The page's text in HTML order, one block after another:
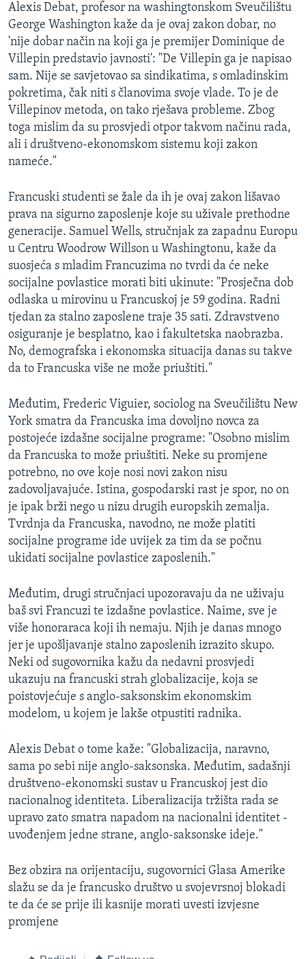
Alexis Debat, profesor na washingtonskom Sveučilištu
George Washington kaže da je ovaj zakon dobar, no
'nije dobar način na koji ga je premijer Dominique de
Villepin predstavio javnosti': "De Villepin ga je napisao
sam. Nije se savjetovao sa sindikatima, s omladinskim
pokretima, čak niti s članovima svoje vlade. To je de
Villepinov metoda, on tako rješava probleme. Zbog
toga mislim da su prosvjedi otpor takvom načinu rada,
ali i društveno-ekonomskom sistemu koji zakon
nameće."
Francuski studenti se žale da ih je ovaj zakon lišavao
prava na sigurno zaposlenje koje su uživale prethodne
generacije. Samuel Wells, stručnjak za zapadnu Europu
u Centru Woodrow Willson u Washingtonu, kaže da
suosjeća s mladim Francuzima no tvrdi da će neke
socijalne povlastice morati biti ukinute: "Prosječna dob
odlaska u mirovinu u Francuskoj je 59 godina. Radni
tjedan za stalno zaposlene traje 35 sati. Zdravstveno
osiguranje je besplatno, kao i fakultetska naobrazba.
No, demografska i ekonomska situacija danas su takve
da to Francuska više ne može priuštiti."
Međutim, Frederic Viguier, sociolog na Sveučilištu New
York smatra da Francuska ima dovoljno novca za
postojeće izdašne socijalne programe: "Osobno mislim
da Francuska to može priuštiti. Neke su promjene
potrebno, no ove koje nosi novi zakon nisu
zadovoljavajuće. Istina, gospodarski rast je spor, no on
je ipak brži nego u nizu drugih europskih zemalja.
Tvrdnja da Francuska, navodno, ne može platiti
socijalne programe ide uvijek za tim da se počnu
ukidati socijalne povlastice zaposlenih."
Međutim, drugi stručnjaci upozoravaju da ne uživaju
baš svi Francuzi te izdašne povlastice. Naime, sve je
više honoraraca koji ih nemaju. Njih je danas mnogo
jer je upošljavanje stalno zaposlenih izrazito skupo.
Neki od sugovornika kažu da nedavni prosvjedi
ukazuju na francuski strah globalizacije, koja se
poistovjećuje s anglo-saksonskim ekonomskim
modelom, u kojem je lakše otpustiti radnika.
Alexis Debat o tome kaže: "Globalizacija, naravno,
sama po sebi nije anglo-saksonska. Međutim, sadašnji
društveno-ekonomski sustav u Francuskoj jest dio
nacionalnog identiteta. Liberalizacija tržišta rada se
upravo zato smatra napadom na nacionalni identitet -
uvođenjem jedne strane, anglo-saksonske ideje."
Bez obzira na orijentaciju, sugovornici Glasa Amerike
slažu se da je francusko društvo u svojevrsnoj blokadi
te da će se prije ili kasnije morati uvesti izvjesne
promjene